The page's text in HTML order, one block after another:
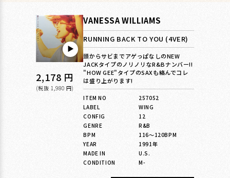
▶︎
通
常
2,178 円
(税抜 1,980 円)
VANESSA WILLIAMS
RUNNING BACK TO YOU (4VER)
頭からサビまでアゲっぱなしのNEW
JACKタイプのノリノリなR&Bナンバー!!
"HOW GEE"タイプのSAXも絡んでコレ
は盛り上がります!
ITEM NO
257052
LABEL
WING
CONFIG
12
GENRE
R&B
BPM
116〜120BPM
YEAR
1991年
MADE IN
U.S.
CONDITION
M-